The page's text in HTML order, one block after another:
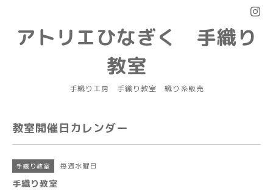
アトリエひなぎく 手織り
教室
手織り工房 手織り教室 織り糸販売
教室開催日カレンダー
手織り教室 毎週水曜日
手織り教室